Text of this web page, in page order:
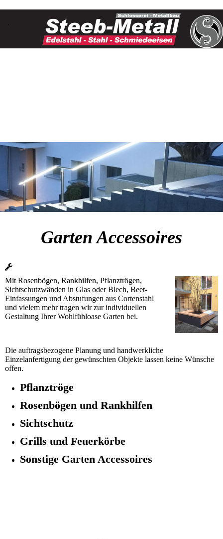
Garten Accessoires
Mit Rosenbögen, Rankhilfen, Pflanztrögen,
Sichtschutzwänden in Glas oder Blech, Beet-
Einfassungen und Abstufungen aus Cortenstahl
und vielem mehr tragen wir zur individuellen
Gestaltung Ihrer Wohlfühloase Garten bei.
Die auftragsbezogene Planung und handwerkliche
Einzelanfertigung der gewünschten Objekte lassen keine Wünsche
offen.
Pflanztröge
Rosenbögen und Rankhilfen
Sichtschutz
Grills und Feuerkörbe
Sonstige Garten Accessoires